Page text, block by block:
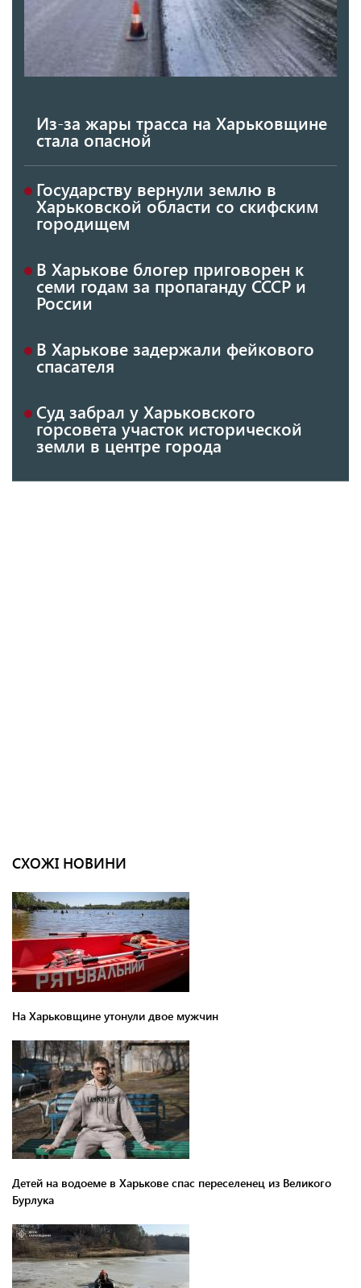
Из-за жары трасса на Харьковщине
стала опасной
Государству вернули землю в
Харьковской области со скифским
городищем
В Харькове блогер приговорен к
семи годам за пропаганду СССР и
России
В Харькове задержали фейкового
спасателя
Суд забрал у Харьковского
горсовета участок исторической
земли в центре города
СХОЖІ НОВИНИ
На Харьковщине утонули двое мужчин
Детей на водоеме в Харькове спас переселенец из Великого
Бурлука